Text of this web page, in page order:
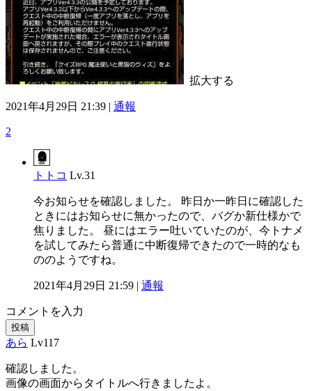
拡大する
2021年4月29日 21:39 | 通報
2
トトコ Lv.31
今お知らせを確認しました。 昨日か一昨日に確認した
ときにはお知らせに無かったので、バグか新仕様かで
焦りました。 昼にはエラー吐いていたのが、今トナメ
を試してみたら普通に中断復帰できたので一時的なも
ののようですね。
2021年4月29日 21:59 | 通報
コメントを入力
投稿
あら Lv117
確認しました。
画像の画面からタイトルへ行きましたよ。